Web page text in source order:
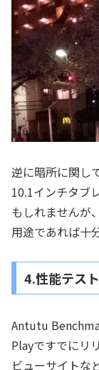
逆に暗所に関し
10.1インチタブ
もしれませんが
用途であれば十
4.性能テスト
Antutu
Playですでにリ
ビューサイトな